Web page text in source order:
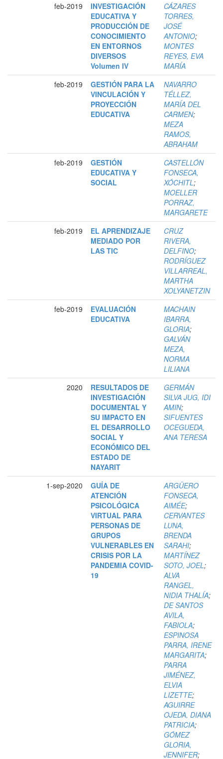
feb-2019
INVESTIGACIÓN
EDUCATIVA Y
PRODUCCIÓN DE
CONOCIMIENTO
EN ENTORNOS
DIVERSOS
Volumen IV
CÁZARES
TORRES,
JOSÉ
ANTONIO;
MONTES
REYES, EVA
MARÍA
feb-2019
GESTIÓN PARA LA
VINCULACIÓN Y
PROYECCIÓN
EDUCATIVA
NAVARRO
TÉLLEZ,
MARÍA DEL
CARMEN;
MEZA
RAMOS,
ABRAHAM
feb-2019
GESTIÓN
EDUCATIVA Y
SOCIAL
CASTELLÓN
FONSECA,
XÓCHITL;
MOELLER
PORRAZ,
MARGARETE
feb-2019
EL APRENDIZAJE
MEDIADO POR
LAS TIC
CRUZ
RIVERA,
DELFINO;
RODRÍGUEZ
VILLARREAL,
MARTHA
XOLYANETZIN
feb-2019
EVALUACIÓN
EDUCATIVA
MACHAIN
IBARRA,
GLORIA;
GALVÁN
MEZA,
NORMA
LILIANA
2020
RESULTADOS DE
INVESTIGACIÓN
DOCUMENTAL Y
SU IMPACTO EN
EL DESARROLLO
SOCIAL Y
ECONÓMICO DEL
ESTADO DE
NAYARIT
GERMÁN
SILVA JUG, IDI
AMIN;
SIFUENTES
OCEGUEDA,
ANA TERESA
1-sep-2020
GUÍA DE
ATENCIÓN
PSICOLÓGICA
VIRTUAL PARA
PERSONAS DE
GRUPOS
VULNERABLES EN
CRISIS POR LA
PANDEMIA COVID-
19
ARGÜERO
FONSECA,
AIMÉE;
CERVANTES
LUNA,
BRENDA
SARAHI;
MARTÍNEZ
SOTO, JOEL;
ALVA
RANGEL,
NIDIA THALÍA;
DE SANTOS
AVILA,
FABIOLA;
ESPINOSA
PARRA, IRENE
MARGARITA;
PARRA
JIMÉNEZ,
ELVIA
LIZETTE;
AGUIRRE
OJEDA, DIANA
PATRICIA;
GÓMEZ
GLORIA,
JENNIFER;